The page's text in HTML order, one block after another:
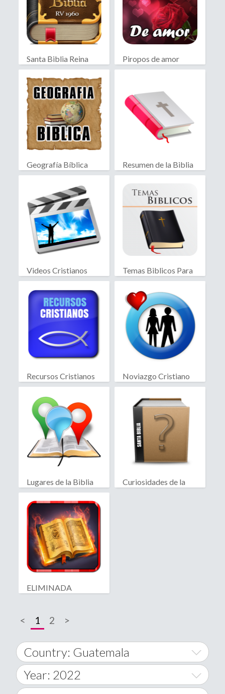
Santa Biblia Reina
Valera
Piropos de amor
Geografía Bíblica
Historia
Resumen de la Biblia
Videos Cristianos
Temas Biblicos Para
Predicar
Recursos Cristianos Noviazgo Cristiano
Lugares de la Biblia
Curiosidades de la
ELIMINADA
< 1 2 >
Country: Guatemala
World Wide
Year: 2022